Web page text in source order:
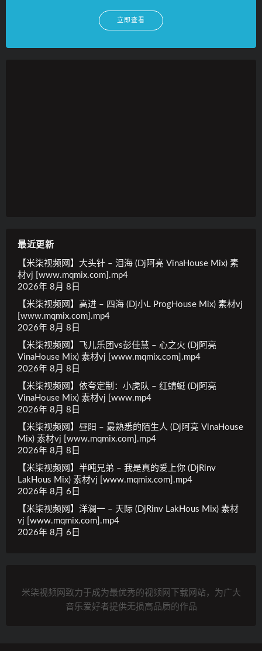
立即查看
最近更新
【米柒视频网】大头针 – 泪海 (Dj阿亮 VinaHouse Mix) 素
材vj [www.mqmix.com].mp4
2026年 8月 8日
【米柒视频网】高进 – 四海 (Dj小L ProgHouse Mix) 素材vj
[www.mqmix.com].mp4
2026年 8月 8日
【米柒视频网】飞儿乐团vs彭佳慧 – 心之火 (Dj阿亮
VinaHouse Mix) 素材vj [www.mqmix.com].mp4
2026年 8月 8日
【米柒视频网】依夸定制：小虎队 – 红蜻蜓 (Dj阿亮
VinaHouse Mix) 素材vj [www.mp4
2026年 8月 8日
【米柒视频网】昼阳 – 最熟悉的陌生人 (Dj阿亮 VinaHouse
Mix) 素材vj [www.mqmix.com].mp4
2026年 8月 8日
【米柒视频网】半吨兄弟 – 我是真的爱上你 (DjRinv
LakHous Mix) 素材vj [www.mqmix.com].mp4
2026年 8月 6日
【米柒视频网】洋澜一 – 天际 (DjRinv LakHous Mix) 素材
vj [www.mqmix.com].mp4
2026年 8月 6日
米柒视频网致力于成为最优秀的视频网下载网站，为广大
音乐爱好者提供无损高品质的作品